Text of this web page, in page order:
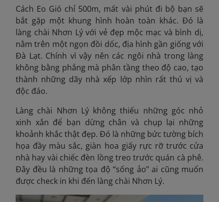
Cách Eo Gió chỉ 500m, mất vài phút đi bộ bạn sẽ
bắt gặp một khung hình hoàn toàn khác. Đó là
làng chài Nhơn Lý với vẻ đẹp mộc mạc và bình dị,
nằm trên một ngọn đồi dốc, địa hình gần giống với
Đà Lạt. Chính vì vậy nên các ngôi nhà trong làng
không bằng phẳng mà phân tầng theo độ cao, tạo
thành những dãy nhà xếp lớp nhìn rất thú vị và
độc đáo.
Làng chài Nhơn Lý không thiếu những góc nhỏ
xinh xắn để bạn dừng chân và chụp lại những
khoảnh khắc thật đẹp. Đó là những bức tường bích
họa đầy màu sắc, giàn hoa giấy rực rỡ trước cửa
nhà hay vài chiếc đèn lồng treo trước quán cà phê.
Đây đều là những tọa độ “sống ảo” ai cũng muốn
được check in khi đến làng chài Nhơn Lý.